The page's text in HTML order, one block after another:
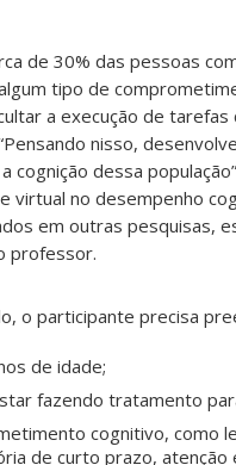
de 30% das pessoas
tipo de
a execução de tarefas
nisso,
cognição dessa
virtual no desempenho
em outras pesquisas,
professor.
o participante precisa
de idade;
fazendo tratamento
cognitivo, como
de curto prazo,